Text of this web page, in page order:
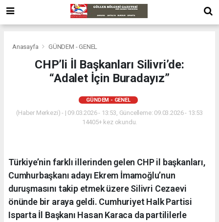
Anasayfa GÜNDEM - GENEL
CHP’li İl Başkanları Silivri’de:
“Adalet İçin Buradayız”
GÜNDEM - GENEL
(Haber Merkezi) - | 09.03.2026 - 13:53, Güncelleme: 09.03.2026 - 13:53
14405+ kez okundu.
Türkiye’nin farklı illerinden gelen CHP il başkanları,
Cumhurbaşkanı adayı Ekrem İmamoğlu’nun
duruşmasını takip etmek üzere Silivri Cezaevi
önünde bir araya geldi. Cumhuriyet Halk Partisi
Isparta İl Başkanı Hasan Karaca da partililerle